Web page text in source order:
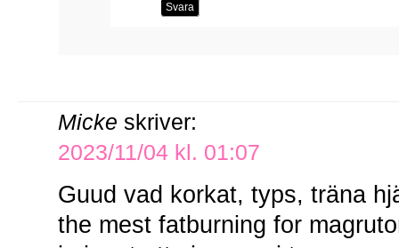
Svara
Micke skriver:
2023/11/04 kl. 01:07
Guud vad korkat, typs, träna
the mest fatburning for